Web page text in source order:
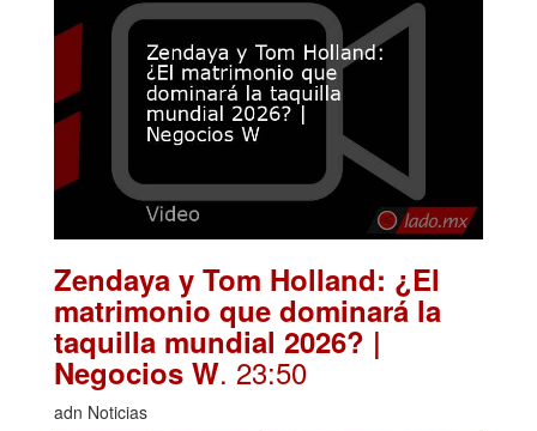
Zendaya y Tom Holland: ¿El
matrimonio que dominará la
taquilla mundial 2026? |
Negocios W. 23:50
adn Noticias